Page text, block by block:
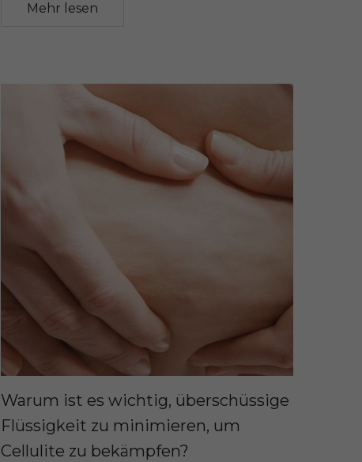
Mehr lesen
Warum ist es wichtig, überschüssige
Flüssigkeit zu minimieren, um
Cellulite zu bekämpfen?